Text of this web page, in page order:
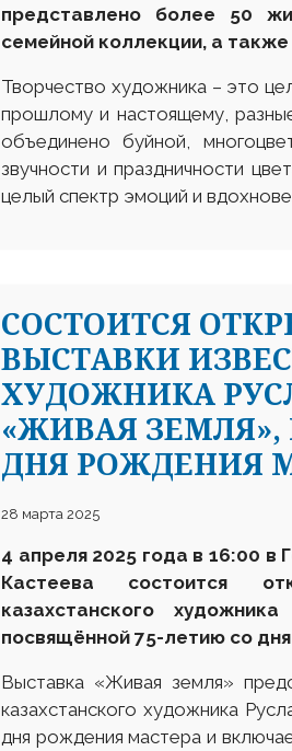
представлено более 50
семейной коллекции, а
Творчество художника – это
прошлому и настоящему,
объединено буйной,
звучности и праздничности
целый спектр эмоций и
СОСТОИТСЯ
ВЫСТАВКИ
ХУДОЖНИКА
«ЖИВАЯ
ДНЯ РОЖДЕНИЯ
28 марта 2025
4 апреля 2025 года в 16:00 в
Кастеева состоится
казахстанского
посвящённой 75-летию со
Выставка «Живая земля»
казахстанского художника
дня рождения мастера и